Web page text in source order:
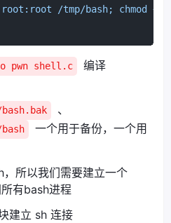
root:root /tmp/bash; chmod +s
pwn shell.c
编译
、
一个用于备份，一个用
所以我们需要建立一个
有bash进程
建立 sh 连接